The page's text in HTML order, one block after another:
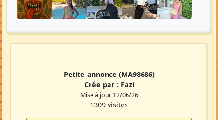
Petite-annonce (MA98686)
Crée par : Fazi
Mise à jour 12/06/26
1309 visites